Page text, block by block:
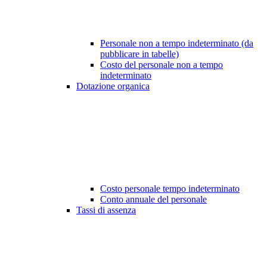
Personale non a tempo indeterminato (da
pubblicare in tabelle)
Costo del personale non a tempo
indeterminato
Dotazione organica
Costo personale tempo indeterminato
Conto annuale del personale
Tassi di assenza